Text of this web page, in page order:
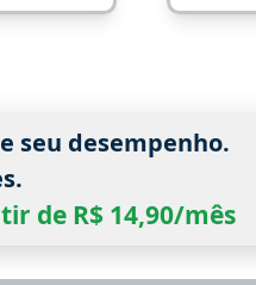
seu desempenho.
de R$ 14,90/mês